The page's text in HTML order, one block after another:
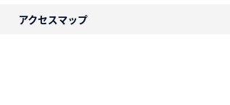
アクセスマップ